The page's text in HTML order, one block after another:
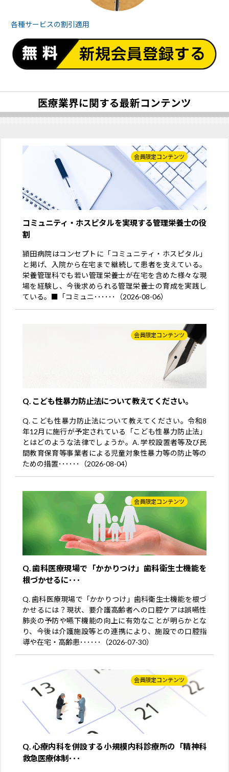
各種サービスの割引適用
医療業界に関する最新コンテンツ
会員限定コンテンツ
コミュニティ・ホスピタルを実現する管理栄養士の役
割
頴田病院はコンセプトに「コミュニティ・ホスピタル」
と掲げ、入院から在宅まで継続して患者を支えている。
栄養管理科でも若い管理栄養士が在宅を含めた様々な現
場を経験し、今後求められる管理栄養士の育成を実践し
ている。■「コミュニ･･････（2026-08-06）
会員限定コンテンツ
Q. こども性暴力防止法について教えてください。
Q. こども性暴力防止法について教えてください。令和8
年12月に施行が予定されている「こども性暴力防止法」
とはどのような法律でしょうか。A. 学校設置者等及び民
間教育保育等事業者による児童対象性暴力等の防止等の
ための措置･･････（2026-08-04）
会員限定コンテンツ
Q. 歯科医療現場で「かかりつけ」歯科衛生士機能を
根づかせるに･･･
Q. 歯科医療現場で「かかりつけ」歯科衛生士機能を根づ
かせるには？現状、要介護高齢者への口腔ケアは誤嚥性
肺炎の予防や嚥下機能の向上に有効なことが明らかとな
り、今後は介護施設等との連携により、施設での口腔指
導や在宅・高齢患･･････（2026-07-30）
会員限定コンテンツ
Q. 心療内科を併設する小規模内科診療所の「精神科
救急医療体制･･･